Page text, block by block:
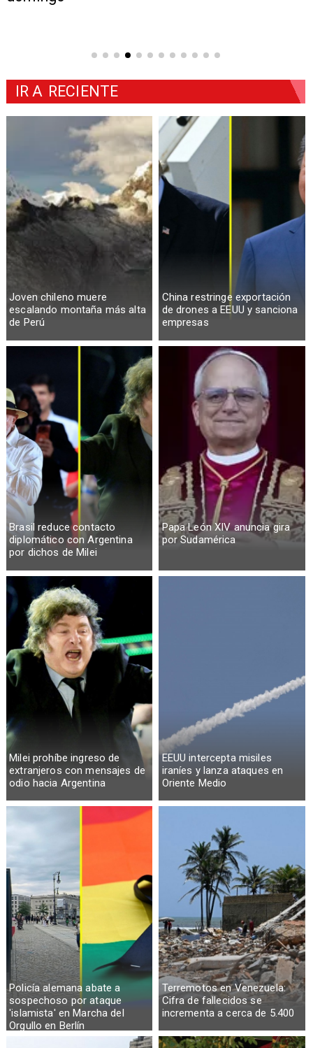
Joven chileno muere
escalando montaña más alta
de Perú
China restringe exportación
de drones a EEUU y sanciona
empresas
Brasil reduce contacto
diplomático con Argentina
por dichos de Milei
Papa León XIV anuncia gira
por Sudamérica
Milei prohíbe ingreso de
extranjeros con mensajes de
odio hacia Argentina
EEUU intercepta misiles
iraníes y lanza ataques en
Oriente Medio
Policía alemana abate a
sospechoso por ataque
'islamista' en Marcha del
Orgullo en Berlín
Terremotos en Venezuela:
Cifra de fallecidos se
incrementa a cerca de 5.400
IR A RECIENTE